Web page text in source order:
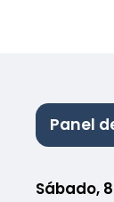
Panel
Sábado,